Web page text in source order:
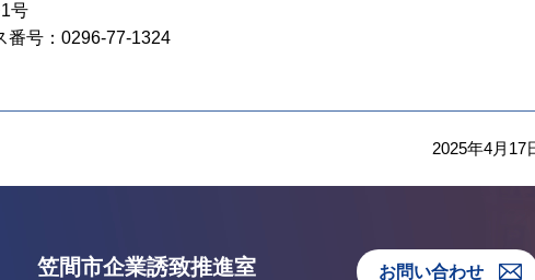
号
号：0296-77-1324
2025年4月17
業立地ガイド
笠間市企業誘致推進室 お問い合わせ